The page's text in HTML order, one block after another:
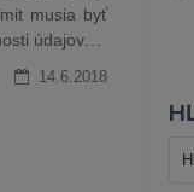
musia byť
údajov…
14.6.2018